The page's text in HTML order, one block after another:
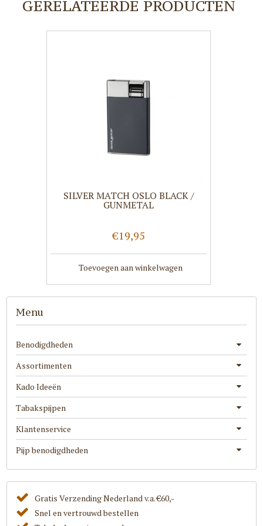
GERELATEERDE PRODUCTEN
SILVER MATCH OSLO BLACK /
GUNMETAL
€19,95
Toevoegen aan winkelwagen
Menu
Benodigdheden
Assortimenten
Kado Ideeën
Tabakspijpen
Klantenservice
Pijp benodigdheden
Gratis Verzending Nederland v.a. €60,-
Snel en vertrouwd bestellen